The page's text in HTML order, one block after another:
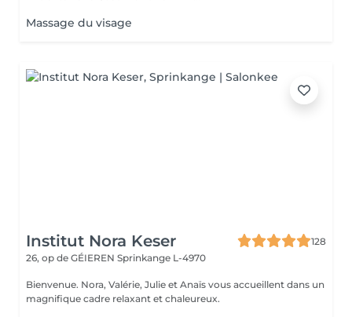
Massage du visage
Institut Nora Keser
128
26, op de GÉIEREN Sprinkange L-4970
Bienvenue. Nora, Valérie, Julie et Anaïs vous accueillent dans un
magnifique cadre relaxant et chaleureux.